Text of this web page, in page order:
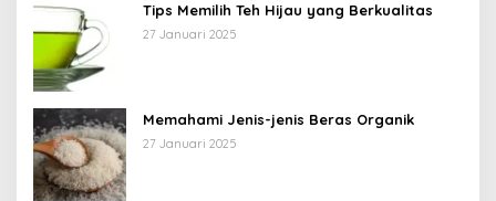
Tips Memilih Teh Hijau yang Berkualitas
27 Januari 2025
Memahami Jenis-jenis Beras Organik
27 Januari 2025